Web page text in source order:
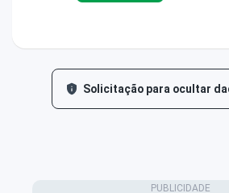
Solicitação para ocultar